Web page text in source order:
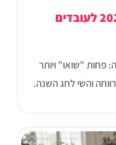
טרנדים מובילים במתנות פסח 2026 לעובדים
פחות "שואו" ויותר